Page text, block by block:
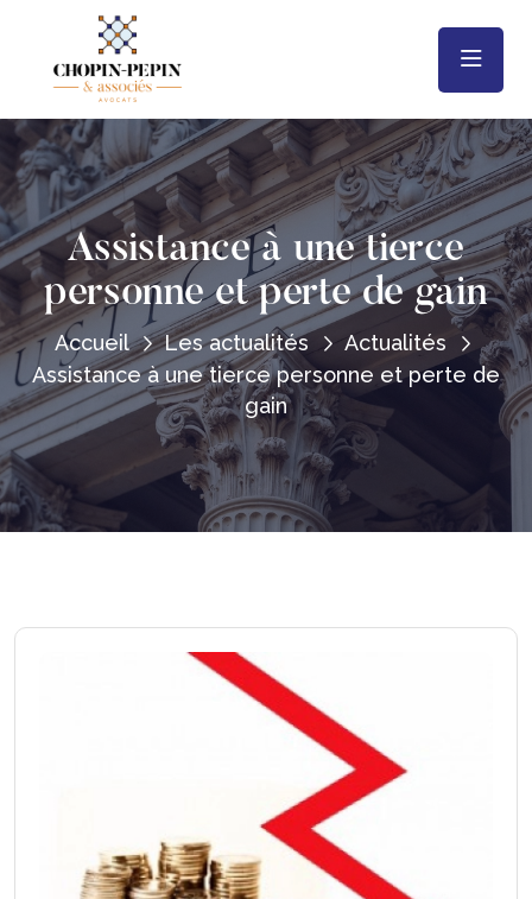
Assistance à une tierce
personne et perte de gain
Accueil Les actualités
Actualités
Assistance à une tierce personne et perte de
gain